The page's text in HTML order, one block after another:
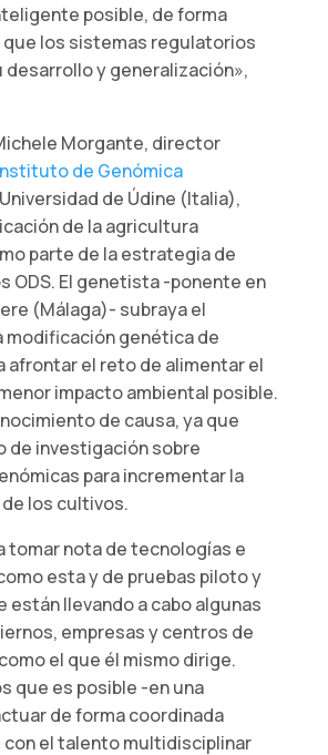
posible, de forma
que los sistemas regulatorios
desarrollo y generalización»,
Morgante, director
de Genómica
de Údine (Italia),
de la agricultura
parte de la estrategia de
ODS. El genetista -ponente en
(Málaga)- subraya el
modificación genética de
afrontar el reto de alimentar el
impacto ambiental posible.
de causa, ya que
de investigación sobre
para incrementar la
los cultivos.
tomar nota de tecnologías e
esta y de pruebas piloto y
llevando a cabo algunas
empresas y centros de
el que él mismo dirige.
que es posible -en una
de forma coordinada
el talento multidisciplinar